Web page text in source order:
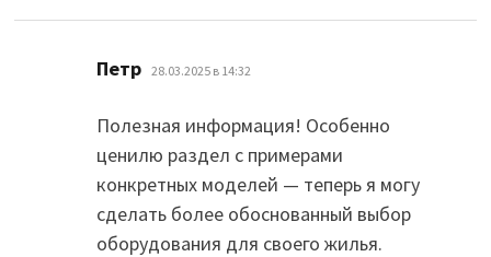
Петр: 28.03.2025 в 14:32
Полезная информация! Особенно
ценилю раздел с примерами
конкретных моделей — теперь я могу
сделать более обоснованный выбор
оборудования для своего жилья.